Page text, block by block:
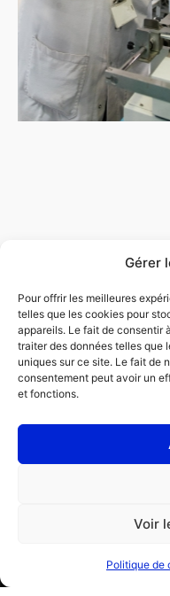
Gérer
Pour offrir les meilleures
telles que les cookies pour
appareils. Le fait de consentir
traiter des données telles que
uniques sur ce site. Le fait de
consentement peut avoir un
et fonctions.
Voir
Politique de
PROFISSIONAL
Pedir uma reparação